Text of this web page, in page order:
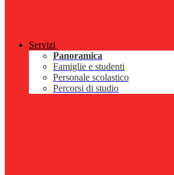
Servizi
Panoramica
Famiglie e studenti
Personale scolastico
Percorsi di studio